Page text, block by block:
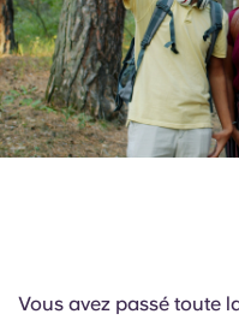
Sélectionnez un
Sélectionnez une
Choisissez une
Vous avez passé toute